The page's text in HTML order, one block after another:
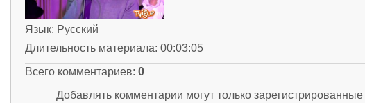
Язык: Русский
Длительность материала: 00:03:05
Всего комментариев: 0
Добавлять комментарии могут только зарегистрированные